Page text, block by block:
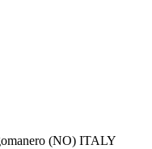
(NO) ITALY